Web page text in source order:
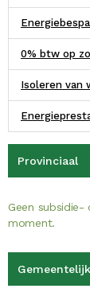
0% btw op
Isoleren van
Provinciaal
Geen
moment.
Gemeentelijk